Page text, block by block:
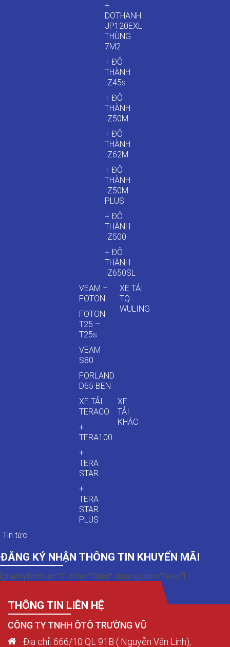
+
DOTHANH
JP120EXL
THÙNG
7M2
+ ĐÔ
THÀNH
IZ45s
+ ĐÔ
THÀNH
IZ50M
+ ĐÔ
THÀNH
IZ62M
+ ĐÔ
THÀNH
IZ50M
PLUS
+ ĐÔ
THÀNH
IZ500
+ ĐÔ
THÀNH
IZ650SL
VEAM –
FOTON
FOTON
T25 –
T25s
VEAM
S80
FORLAND
D65 BEN
XE TẢI
TQ
WULING
XE TẢI
TERACO
+
TERA100
+
TERA
STAR
+
TERA
STAR
PLUS
XE
TẢI
KHÁC
Tin tức
ĐĂNG KÝ NHẬN THÔNG TIN KHUYẾN MÃI
[gravityform id="2" title="false" description="false"]
THÔNG TIN LIÊN HỆ
CÔNG TY TNHH ÔTÔ TRƯỜNG VŨ
Địa chỉ: 666/10 QL 91B ( Nguyễn Văn Linh),